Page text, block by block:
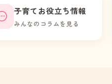
子育てお役立ち情報
みんなのコラムを見る